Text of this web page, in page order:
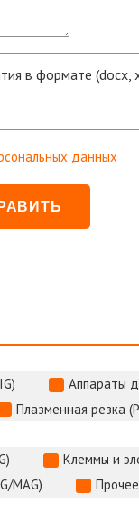
в формате (docx,
данных
Аппараты
Плазменная резка
Клеммы и
MAG)